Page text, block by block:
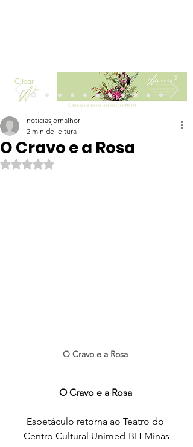
Clicar
O Cravo e a Rosa
noticiasjornalhori
2 min de leitura
Avaliado com NaN de 5 estrelas.
O Cravo e a Rosa
O Cravo e a Rosa
Espetáculo retorna ao Teatro do
Centro Cultural Unimed-BH Minas